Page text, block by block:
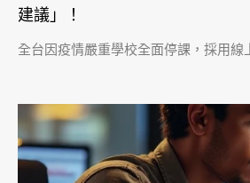
建議」！
全台因疫情嚴重學校全面停課，採用線